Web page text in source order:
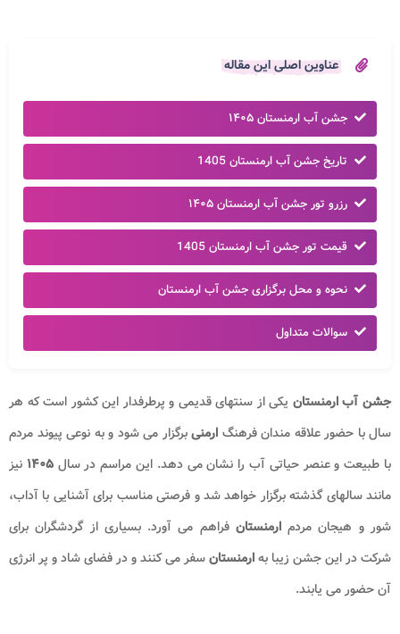
عناوین اصلی این مقاله
جشن آب ارمنستان ۱۴۰۵
تاریخ جشن آب ارمنستان 1405
رزرو تور جشن آب ارمنستان ۱۴۰۵
قیمت تور جشن آب ارمنستان 1405
نحوه و محل برگزاری جشن آب ارمنستان
سوالات متداول
جشن آب ارمنستان یکی از سنتهای قدیمی و پرطرفدار این کشور است که هر
سال با حضور علاقه مندان فرهنگ ارمنیبرگزار می شود و به نوعی پیوند مردم
با طبیعت و عنصر حیاتی آب را نشان می دهد. این مراسم در سال۱۴۰۵ نیز
مانند سالهای گذشته برگزار خواهد شد و فرصتی مناسب برای آشنایی با آداب،
شور و هیجان مردمارمنستانفراهم می آورد. بسیاری از گردشگران برای
شرکت در این جشن زیبا بهارمنستانسفر می کنند و در فضای شاد و پر انرژی
آن حضور می یابند.